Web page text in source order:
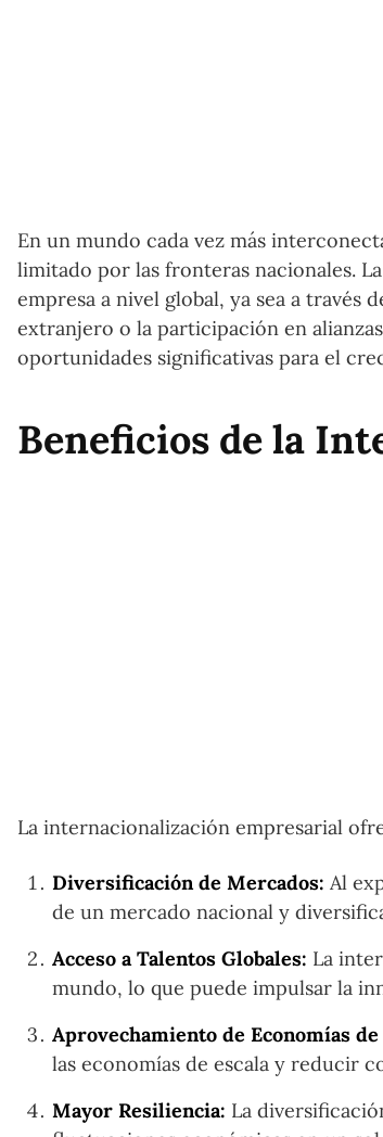
En un mundo cada vez más
limitado por las fronteras nacionales.
empresa a nivel global, ya sea a
extranjero o la participación en
oportunidades significativas para el
Beneficios de la
La internacionalización empresarial
Diversificación de Mercados: Al
de un mercado nacional y
Acceso a Talentos Globales: La
mundo, lo que puede impulsar la
Aprovechamiento de Economías de
las economías de escala y reducir
Mayor Resiliencia: La